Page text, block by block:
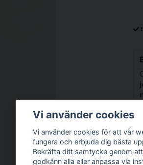
Vi använder cookies
Vi använder cookies för att vår
fungera och erbjuda dig bästa
Bekräfta ditt samtycke genom
godkänn alla eller anpassa via